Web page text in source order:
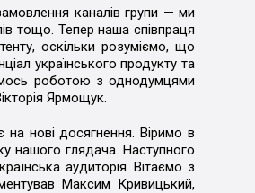
каналів групи — ми
тощо. Тепер наша співпраця
оскільки розуміємо, що
українського продукту та
роботою з однодумцями
Ярмощук.
нові досягнення. Віримо в
нашого глядача. Наступного
аудиторія. Вітаємо з
Максим Кривицький,